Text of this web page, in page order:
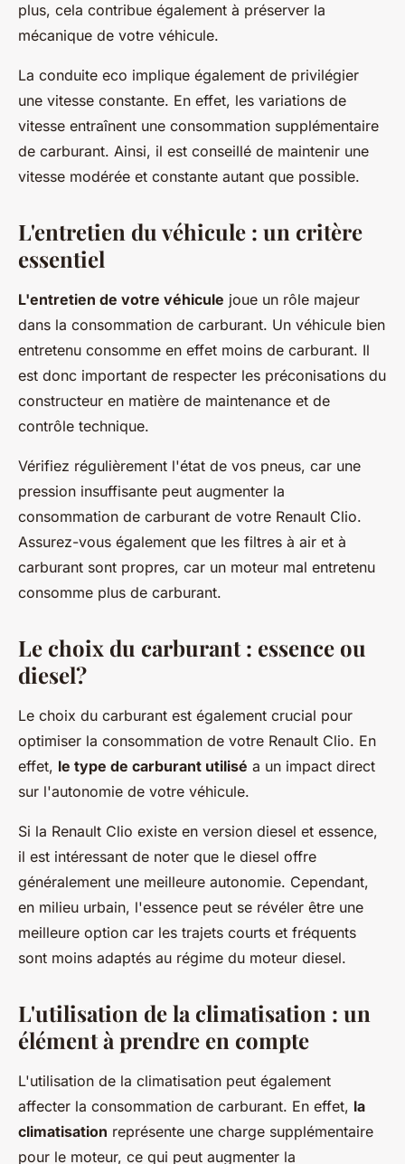
plus, cela contribue également à préserver la
mécanique de votre véhicule.
La conduite eco implique également de privilégier
une vitesse constante. En effet, les variations de
vitesse entraînent une consommation supplémentaire
de carburant. Ainsi, il est conseillé de maintenir une
vitesse modérée et constante autant que possible.
L'entretien du véhicule : un critère
essentiel
L'entretien de votre véhicule joue un rôle majeur
dans la consommation de carburant. Un véhicule bien
entretenu consomme en effet moins de carburant. Il
est donc important de respecter les préconisations du
constructeur en matière de maintenance et de
contrôle technique.
Vérifiez régulièrement l'état de vos pneus, car une
pression insuffisante peut augmenter la
consommation de carburant de votre Renault Clio.
Assurez-vous également que les filtres à air et à
carburant sont propres, car un moteur mal entretenu
consomme plus de carburant.
Le choix du carburant : essence ou
diesel?
Le choix du carburant est également crucial pour
optimiser la consommation de votre Renault Clio. En
effet, le type de carburant utilisé a un impact direct
sur l'autonomie de votre véhicule.
Si la Renault Clio existe en version diesel et essence,
il est intéressant de noter que le diesel offre
généralement une meilleure autonomie. Cependant,
en milieu urbain, l'essence peut se révéler être une
meilleure option car les trajets courts et fréquents
sont moins adaptés au régime du moteur diesel.
L'utilisation de la climatisation : un
élément à prendre en compte
L'utilisation de la climatisation peut également
affecter la consommation de carburant. En effet, la
climatisation représente une charge supplémentaire
pour le moteur, ce qui peut augmenter la